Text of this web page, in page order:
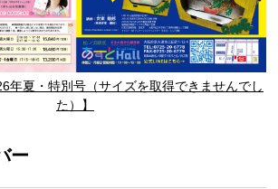
年夏・特別号（サイズを取得できませんでし
た）】
ー